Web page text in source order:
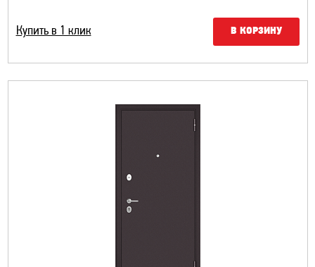
Купить в 1 клик В КОРЗИНУ